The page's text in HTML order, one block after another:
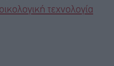
οικολογική τεχνολογία